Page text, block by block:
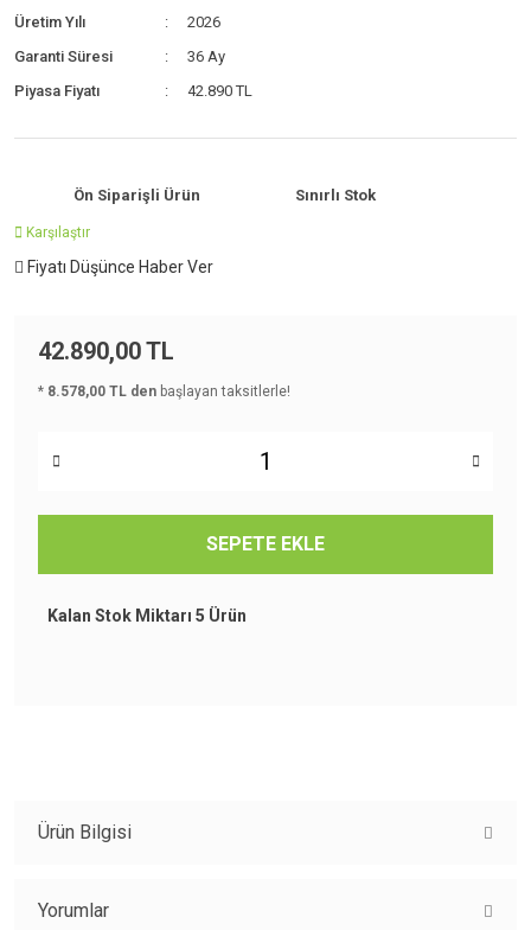
Üretim Yılı
2026
Garanti Süresi
36 Ay
Piyasa Fiyatı
42.890 TL
Ön Siparişli Ürün Sınırlı Stok
Karşılaştır
Fiyatı Düşünce Haber Ver
42.890,00 TL
* 8.578,00 TL den başlayan taksitlerle!
SEPETE EKLE
Kalan Stok Miktarı 5 Ürün
Ürün Bilgisi
Yorumlar